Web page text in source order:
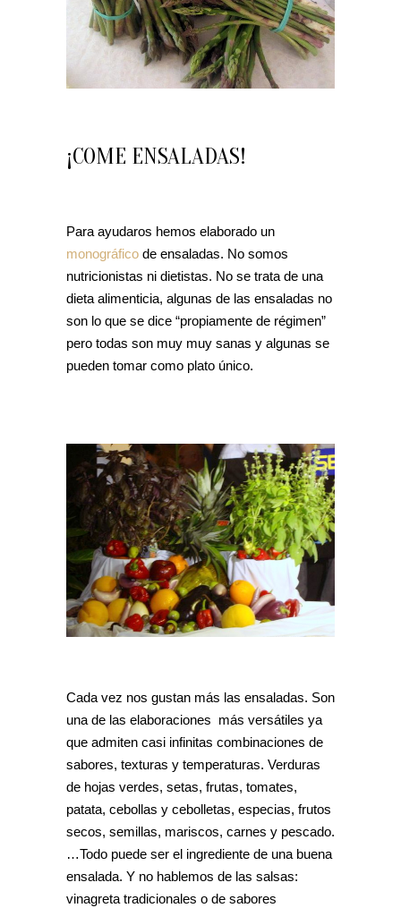
¡COME ENSALADAS!
Para ayudaros hemos elaborado un
monográfico de ensaladas. No somos
nutricionistas ni dietistas. No se trata de una
dieta alimenticia, algunas de las ensaladas no
son lo que se dice “propiamente de régimen”
pero todas son muy muy sanas y algunas se
pueden tomar como plato único.
Cada vez nos gustan más las ensaladas. Son
una de las elaboraciones más versátiles ya
que admiten casi infinitas combinaciones de
sabores, texturas y temperaturas. Verduras
de hojas verdes, setas, frutas, tomates,
patata, cebollas y cebolletas, especias, frutos
secos, semillas, mariscos, carnes y pescado.
…Todo puede ser el ingrediente de una buena
ensalada. Y no hablemos de las salsas:
vinagreta tradicionales o de sabores